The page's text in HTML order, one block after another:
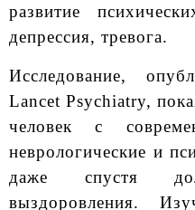
развитие
депрессия, тревога.
Исследование,
Lancet Psychiatry,
человек с
неврологические и
даже спустя
выздоровления.